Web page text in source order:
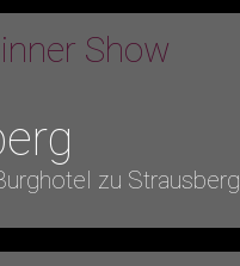
Show
zu Strausberg